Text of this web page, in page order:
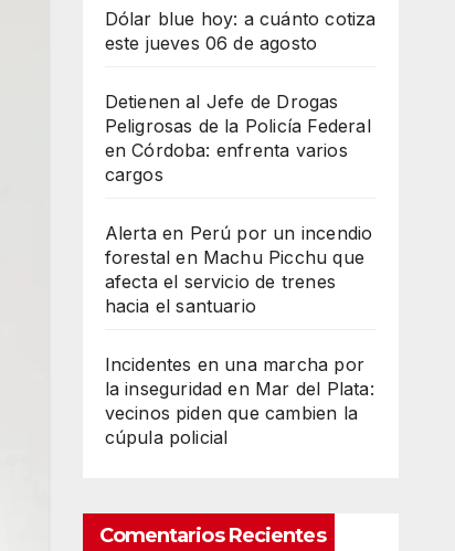
Dólar blue hoy: a cuánto cotiza
este jueves 06 de agosto
Detienen al Jefe de Drogas
Peligrosas de la Policía Federal
en Córdoba: enfrenta varios
cargos
Alerta en Perú por un incendio
forestal en Machu Picchu que
afecta el servicio de trenes
hacia el santuario
Incidentes en una marcha por
la inseguridad en Mar del Plata:
vecinos piden que cambien la
cúpula policial
Comentarios Recientes